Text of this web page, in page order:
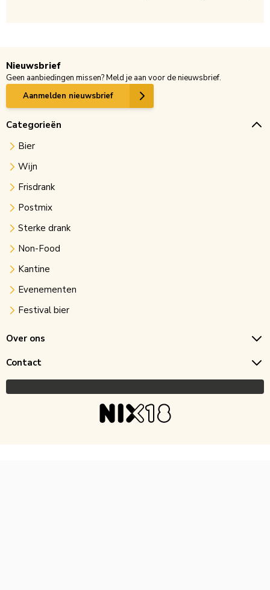
Nieuwsbrief
Geen aanbiedingen missen? Meld je aan voor de nieuwsbrief.
Aanmelden nieuwsbrief
Categorieën
Bier
Wijn
Frisdrank
Postmix
Sterke drank
Non-Food
Kantine
Evenementen
Festival bier
Over ons
Contact